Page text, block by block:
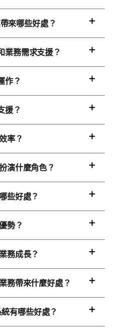
來哪些好處？
業務需求支援？
作？
援？
率？
演什麼角色？
些好處？
勢？
務成長？
務帶來什麼好處？
有哪些好處？